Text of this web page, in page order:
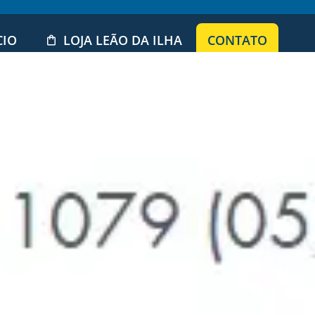
LOJA LEÃO DA ILHA CONTATO